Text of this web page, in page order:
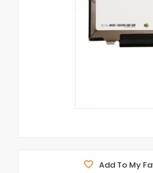
Add To My